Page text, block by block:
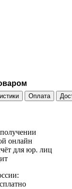
Оплата
онлайн
для юр. лиц